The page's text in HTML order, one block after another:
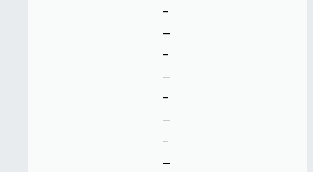
-
--
-
--
-
--
-
--